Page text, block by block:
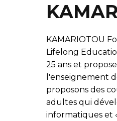
KAMARIOTOU
Lifelong
25 ans et
l'enseignement
proposons des
adultes qui
informatiques et